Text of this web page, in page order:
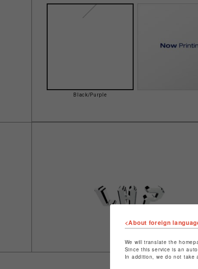
Black/Purple
<About foreign
We will translate the
Since this service is an
In addition, we do not take